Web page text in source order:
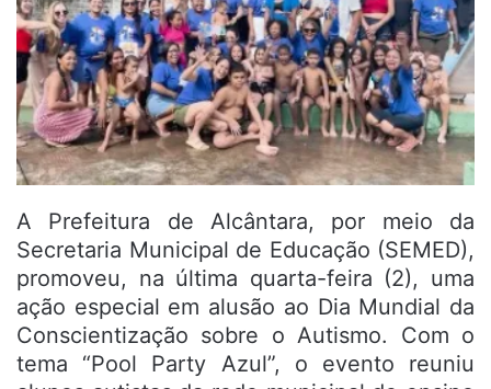
A Prefeitura de Alcântara, por meio da
Secretaria Municipal de Educação (SEMED),
promoveu, na última quarta-feira (2), uma
ação especial em alusão ao Dia Mundial da
Conscientização sobre o Autismo. Com o
tema “Pool Party Azul”, o evento reuniu